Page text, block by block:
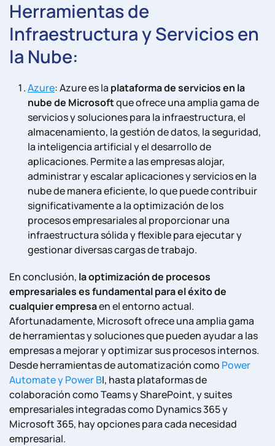
Herramientas de
Infraestructura y Servicios en
la Nube:
Azure: Azure es la plataforma de servicios en la
nube de Microsoftque ofrece una amplia gama de
servicios y soluciones para la infraestructura, el
almacenamiento, la gestión de datos, la seguridad,
la inteligencia artificial y el desarrollo de
aplicaciones. Permite a las empresas alojar,
administrar y escalar aplicaciones y servicios en la
nube de manera eficiente, lo que puede contribuir
significativamente a la optimización de los
procesos empresariales al proporcionar una
infraestructura sólida y flexible para ejecutar y
gestionar diversas cargas de trabajo.
En conclusión, la optimización de procesos
empresariales es fundamental para el éxito de
cualquier empresaen el entorno actual.
Afortunadamente, Microsoft ofrece una amplia gama
de herramientas y soluciones que pueden ayudar a las
empresas a mejorar y optimizar sus procesos internos.
Desde herramientas de automatización como Power
Automate y Power BI, hasta plataformas de
colaboración como Teams y SharePoint, y suites
empresariales integradas como Dynamics 365 y
Microsoft 365, hay opciones para cada necesidad
empresarial.